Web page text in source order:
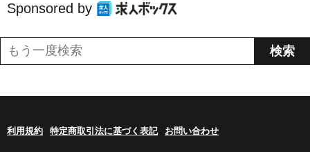
Sponsored by
利用規約 特定商取引法に基づく表記 お問い合わせ